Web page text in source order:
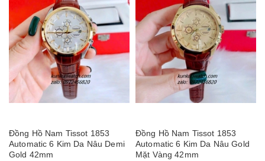
Đồng Hồ Nam Tissot 1853
Automatic 6 Kim Da Nâu Demi
Gold 42mm
Đồng Hồ Nam Tissot 1853
Automatic 6 Kim Da Nâu Gold
Mặt Vàng 42mm